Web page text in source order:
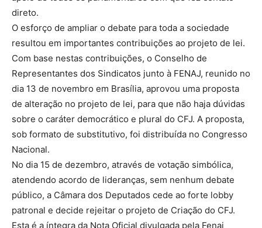
direto.
O esforço de ampliar o debate para toda a sociedade
resultou em importantes contribuições ao projeto de lei.
Com base nestas contribuições, o Conselho de
Representantes dos Sindicatos junto à FENAJ, reunido no
dia 13 de novembro em Brasília, aprovou uma proposta
de alteração no projeto de lei, para que não haja dúvidas
sobre o caráter democrático e plural do CFJ. A proposta,
sob formato de substitutivo, foi distribuída no Congresso
Nacional.
No dia 15 de dezembro, através de votação simbólica,
atendendo acordo de lideranças, sem nenhum debate
público, a Câmara dos Deputados cede ao forte lobby
patronal e decide rejeitar o projeto de Criação do CFJ.
Esta é a íntegra da Nota Oficial divulgada pela Fenaj